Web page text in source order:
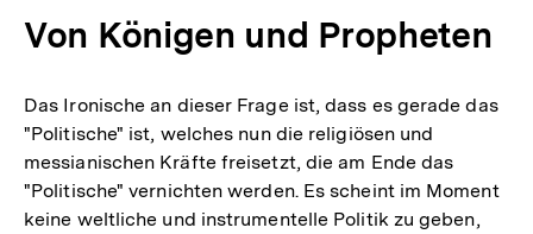
Von Königen und Propheten
Das Ironische an dieser Frage ist, dass es gerade das
"Politische" ist, welches nun die religiösen und
messianischen Kräfte freisetzt, die am Ende das
"Politische" vernichten werden. Es scheint im Moment
keine weltliche und instrumentelle Politik zu geben,